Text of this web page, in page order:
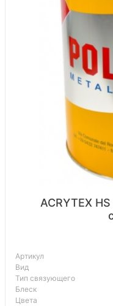
ACRYTEX
Артикул
Вид
Тип связующего
Блеск
Цвета